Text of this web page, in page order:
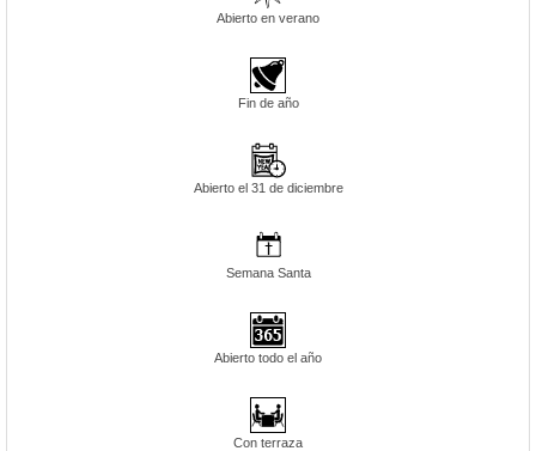
Abierto en verano
Fin de año
Abierto el 31 de diciembre
Semana Santa
Abierto todo el año
Con terraza